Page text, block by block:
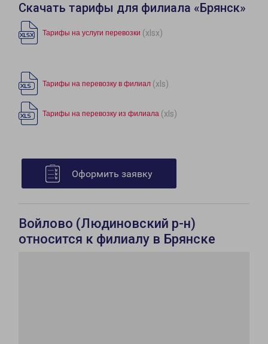
Скачать тарифы для филиала «Брянск»
Тарифы на услуги перевозки (xlsx)
Тарифы на перевозку в филиал (xls)
Тарифы на перевозку из филиала (xls)
Оформить заявку
Войлово (Людиновский р-н)
относится к филиалу в Брянске